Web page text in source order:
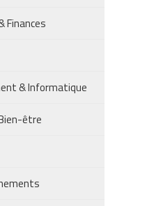
Finances
& Informatique
être